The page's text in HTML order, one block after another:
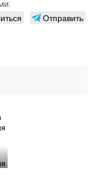
Отправить